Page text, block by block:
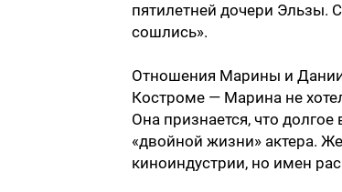
пятилетней дочери Эльзы.
сошлись».
Отношения Марины и
Костроме — Марина не
Она признается, что
«двойной жизни» актера.
киноиндустрии, но имен